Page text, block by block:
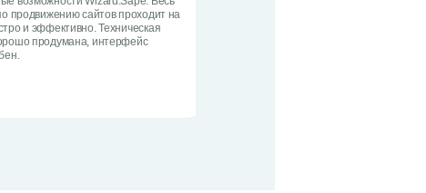
продвижению сайтов проходит на
и эффективно. Техническая
продумана, интерфейс